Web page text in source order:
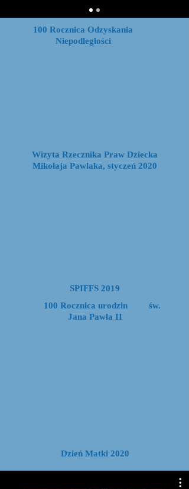
100 Rocznica Odzyskania
Niepodległości
Wizyta Rzecznika Praw Dziecka
Mikołaja Pawlaka, styczeń 2020
SPIFFS 2019
100 Rocznica urodzin św.
Jana Pawła II
Dzień Matki 2020